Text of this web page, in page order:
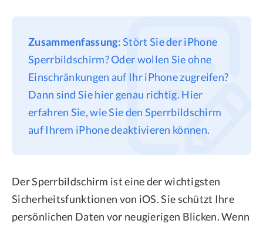
Rechtliches
Refund Policy
Zusammenfassung: Stört Sie der iPhone
Sperrbildschirm? Oder wollen Sie ohne
Einschränkungen auf Ihr iPhone zugreifen?
Dann sind Sie hier genau richtig. Hier
erfahren Sie, wie Sie den Sperrbildschirm
auf Ihrem iPhone deaktivieren können.
Der Sperrbildschirm ist eine der wichtigsten
Sicherheitsfunktionen von iOS. Sie schützt Ihre
persönlichen Daten vor neugierigen Blicken. Wenn